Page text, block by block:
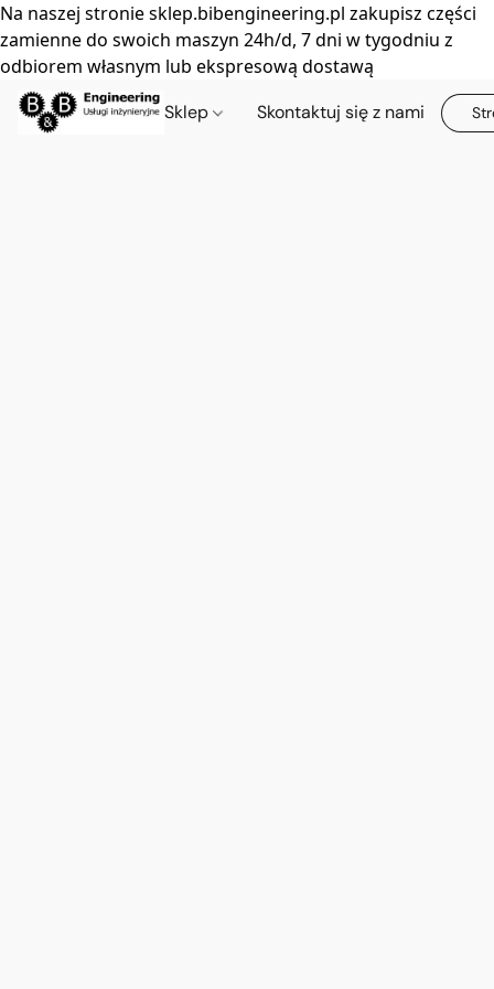
Na naszej stronie sklep.bibengineering.pl zakupisz części
zamienne do swoich maszyn 24h/d, 7 dni w tygodniu z
odbiorem własnym lub ekspresową dostawą
Sklep Skontaktuj się z nami